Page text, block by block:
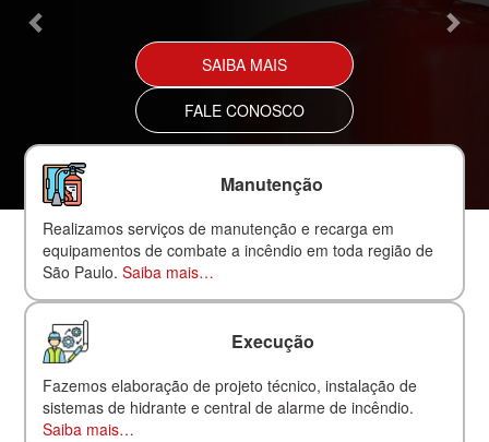
SAIBA MAIS
FALE CONOSCO
Manutenção
Realizamos serviços de manutenção e recarga em
equipamentos de combate a incêndio em toda região de
São Paulo.Saiba mais…
Execução
Fazemos elaboração de projeto técnico, instalação de
sistemas de hidrante e central de alarme de incêndio.
Saiba mais…